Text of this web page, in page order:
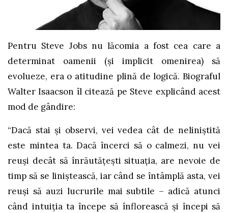
Pentru Steve Jobs nu lăcomia a fost cea care a
determinat oamenii (și implicit omenirea) să
evolueze, era o atitudine plină de logică. Biograful
Walter Isaacson îl citează pe Steve explicând acest
mod de gândire:
“Dacă stai și observi, vei vedea cât de neliniștită
este mintea ta. Dacă încerci să o calmezi, nu vei
reuși decât să înrăutățești situația, are nevoie de
timp să se liniștească, iar când se întâmplă asta, vei
reuși să auzi lucrurile mai subtile – adică atunci
când intuiția ta începe să înflorească și începi să